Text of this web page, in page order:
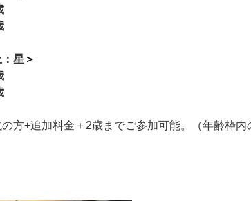
星 ＞
方+追加料金＋2歳までご参加可能。（年齢枠内